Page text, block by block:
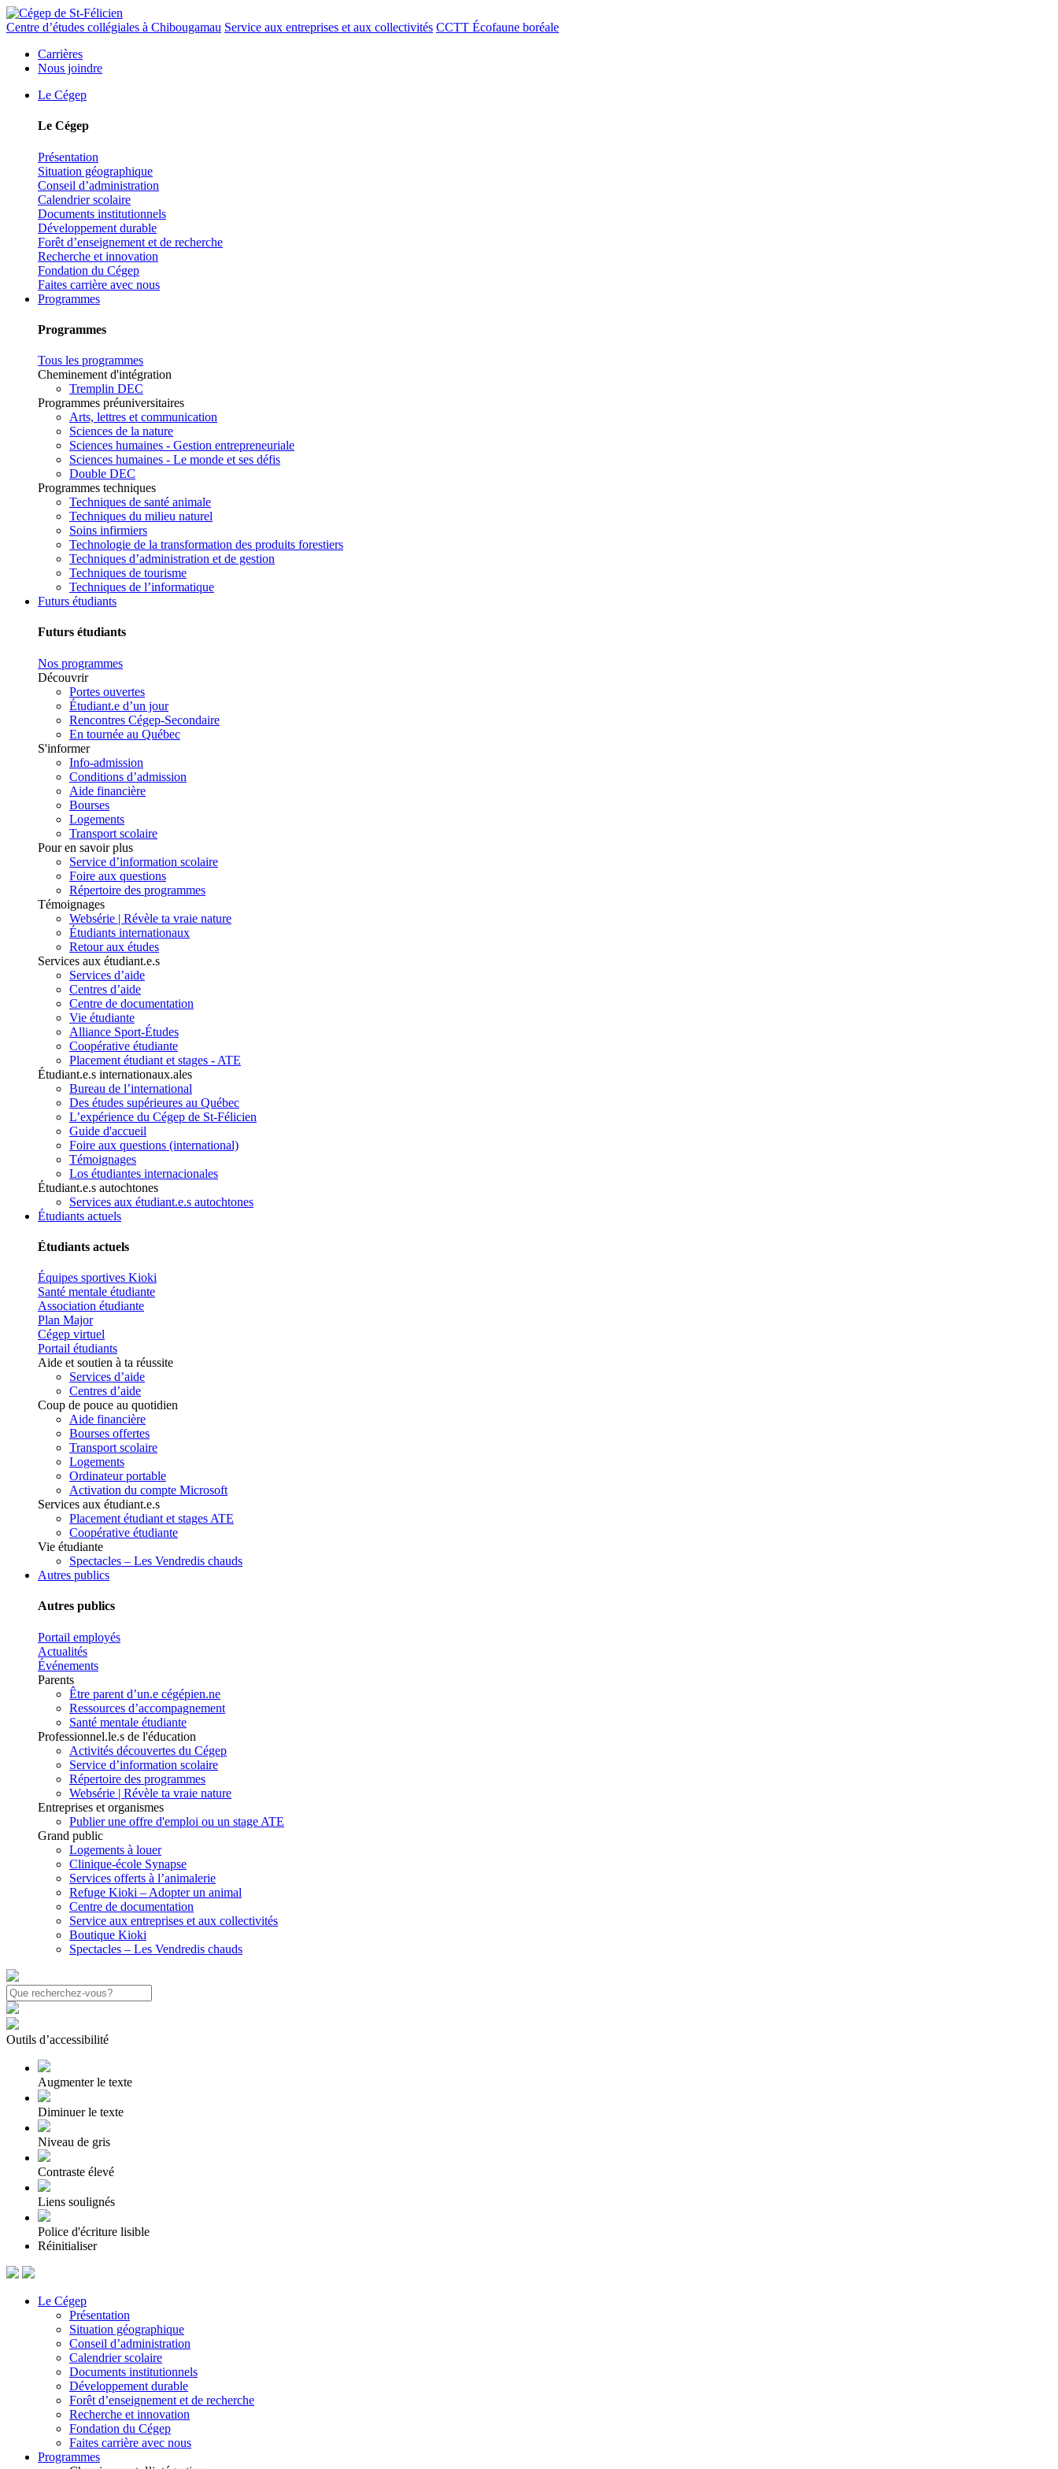
Centre d’études collégiales à Chibougamau Service aux entreprises et aux collectivités CCTT Écofaune boréale
Carrières
Nous joindre
Le Cégep
Le Cégep
Présentation
Situation géographique
Conseil d’administration
Calendrier scolaire
Documents institutionnels
Développement durable
Forêt d’enseignement et de recherche
Recherche et innovation
Fondation du Cégep
Faites carrière avec nous
Programmes
Programmes
Tous les programmes
Cheminement d'intégration
Tremplin DEC
Programmes préuniversitaires
Arts, lettres et communication
Sciences de la nature
Sciences humaines - Gestion entrepreneuriale
Sciences humaines - Le monde et ses défis
Double DEC
Programmes techniques
Techniques de santé animale
Techniques du milieu naturel
Soins infirmiers
Technologie de la transformation des produits forestiers
Techniques d’administration et de gestion
Techniques de tourisme
Techniques de l’informatique
Futurs étudiants
Futurs étudiants
Nos programmes
Découvrir
Portes ouvertes
Étudiant.e d’un jour
Rencontres Cégep-Secondaire
En tournée au Québec
S'informer
Info-admission
Conditions d’admission
Aide financière
Bourses
Logements
Transport scolaire
Pour en savoir plus
Service d’information scolaire
Foire aux questions
Répertoire des programmes
Témoignages
Websérie | Révèle ta vraie nature
Étudiants internationaux
Retour aux études
Services aux étudiant.e.s
Services d’aide
Centres d’aide
Centre de documentation
Vie étudiante
Alliance Sport-Études
Coopérative étudiante
Placement étudiant et stages - ATE
Étudiant.e.s internationaux.ales
Bureau de l’international
Des études supérieures au Québec
L’expérience du Cégep de St-Félicien
Guide d'accueil
Foire aux questions (international)
Témoignages
Los étudiantes internacionales
Étudiant.e.s autochtones
Services aux étudiant.e.s autochtones
Étudiants actuels
Étudiants actuels
Équipes sportives Kioki
Santé mentale étudiante
Association étudiante
Plan Major
Cégep virtuel
Portail étudiants
Aide et soutien à ta réussite
Services d’aide
Centres d’aide
Coup de pouce au quotidien
Aide financière
Bourses offertes
Transport scolaire
Logements
Ordinateur portable
Activation du compte Microsoft
Services aux étudiant.e.s
Placement étudiant et stages ATE
Coopérative étudiante
Vie étudiante
Spectacles – Les Vendredis chauds
Autres publics
Autres publics
Portail employés
Actualités
Événements
Parents
Être parent d’un.e cégépien.ne
Ressources d’accompagnement
Santé mentale étudiante
Professionnel.le.s de l'éducation
Activités découvertes du Cégep
Service d’information scolaire
Répertoire des programmes
Websérie | Révèle ta vraie nature
Entreprises et organismes
Publier une offre d'emploi ou un stage ATE
Grand public
Logements à louer
Clinique-école Synapse
Services offerts à l’animalerie
Refuge Kioki – Adopter un animal
Centre de documentation
Service aux entreprises et aux collectivités
Boutique Kioki
Spectacles – Les Vendredis chauds
Outils d’accessibilité
Augmenter le texte
Diminuer le texte
Niveau de gris
Contraste élevé
Liens soulignés
Police d'écriture lisible
Réinitialiser
Le Cégep
Présentation
Situation géographique
Conseil d’administration
Calendrier scolaire
Documents institutionnels
Développement durable
Forêt d’enseignement et de recherche
Recherche et innovation
Fondation du Cégep
Faites carrière avec nous
Programmes